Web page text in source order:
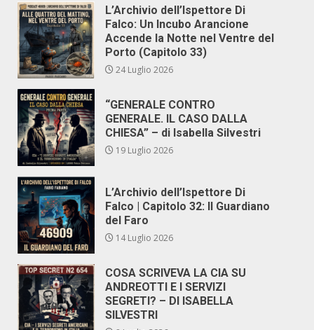
L’Archivio dell’Ispettore Di
Falco: Un Incubo Arancione
Accende la Notte nel Ventre del
Porto (Capitolo 33)
24 Luglio 2026
“GENERALE CONTRO
GENERALE. IL CASO DALLA
CHIESA” – di Isabella Silvestri
19 Luglio 2026
L’Archivio dell’Ispettore Di
Falco | Capitolo 32: Il Guardiano
del Faro
14 Luglio 2026
COSA SCRIVEVA LA CIA SU
ANDREOTTI E I SERVIZI
SEGRETI? – DI ISABELLA
SILVESTRI